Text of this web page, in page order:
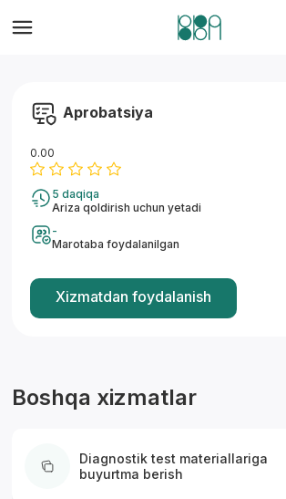
Aprobatsiya
0.00
5 daqiqa
Ariza qoldirish uchun yetadi
-
Marotaba foydalanilgan
Xizmatdan foydalanish
Boshqa xizmatlar
Diagnostik test materiallariga
buyurtma berish